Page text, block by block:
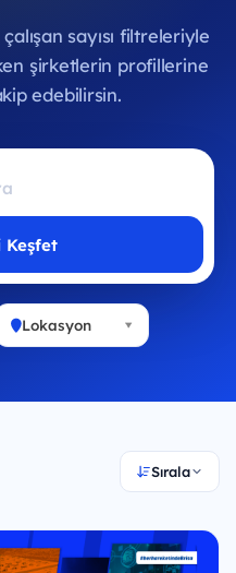
sayısı filtreleriyle
şirketlerin profillerine
edebilirsin.
Keşfet
Lokasyon
Sırala